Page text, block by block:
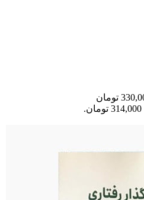
قیمت اصلی: 330,000 تومان